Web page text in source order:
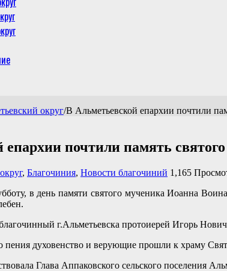
округ/В Альметьевской епархии почтили
епархии почтили память
, Благочиния, Новости благочиний 1,165
в день памяти святого мученика Иоанна
г.Альметьевска протоиерей Игорь
пения духовенство и верующие прошли к храму
Глава Аппаковского сельского поселения